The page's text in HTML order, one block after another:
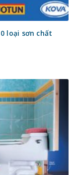
loại sơn chất